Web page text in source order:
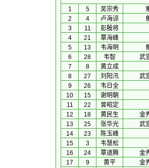
1 5 吴宗秀
2
4 卢海谅
3
11 彭殷将
4
21 覃海峰
5
13 韦海明
6
28 韦智 武
7
8 黄立成
8
27 刘阳汛 武
9
26 韦日全
10
15 谢明朝
11
22 曾昭定
12
18 黄民生 金
13
25 张华光 武
14
23 陈玉峰
15
3 韦慧松
16
24 覃道腾 金
17
9 黄平 金